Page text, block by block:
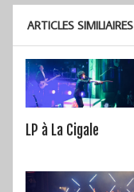
ARTICLES SIMILIAIRES
LP à La Cigale